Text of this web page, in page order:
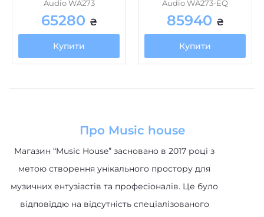
Купити Купити
метою створення унікального простору для
музичних ентузіастів та професіоналів. Це було
відповіддю на відсутність спеціалізованого
інтернет-магазину, де клієнти могли б
отримати доступ до високоякісних музичних